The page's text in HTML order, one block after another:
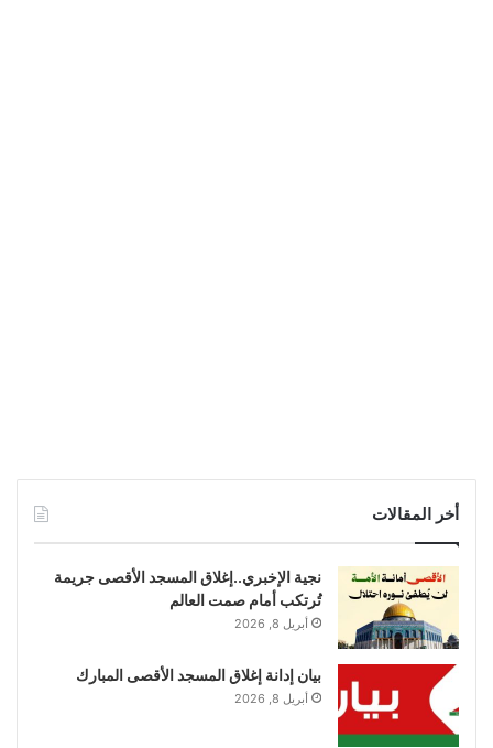
أخر المقالات
نجية الإخبري..إغلاق المسجد الأقصى جريمة
تُرتكب أمام صمت العالم
أبريل 8, 2026
بيان إدانة إغلاق المسجد الأقصى المبارك
أبريل 8, 2026